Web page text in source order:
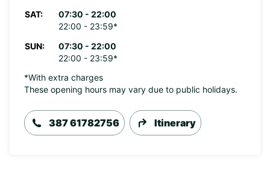
SAT:
07:30 - 22:00
22:00 - 23:59*
SUN:
07:30 - 22:00
22:00 - 23:59*
*With extra charges
These opening hours may vary due to public holidays.
387 61782756 Itinerary